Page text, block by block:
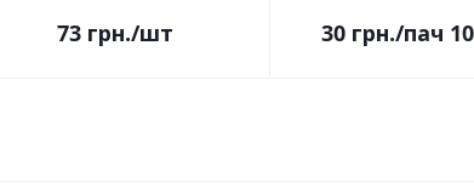
73 грн./шт 30грн./пач